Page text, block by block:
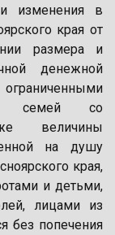
изменения в
края от
размера и
денежной
семей со
величины
на душу
края,
и детьми,
лицами из
без попечения